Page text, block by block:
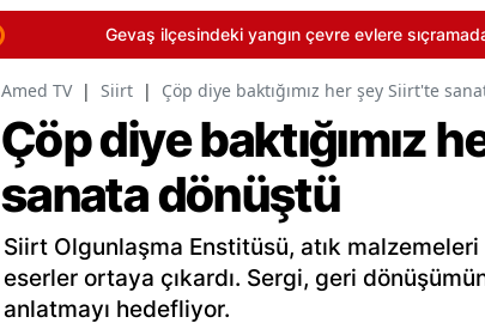
Gevaş ilçesindeki yangın çevre evlere sıçramadan kontrol
Amed TV | Siirt | Çöp diye baktığımız her şey Siirt'te
Çöp diye baktığımız
sanata dönüştü
Siirt Olgunlaşma Enstitüsü, atık
eserler ortaya çıkardı. Sergi, geri
anlatmayı hedefliyor.